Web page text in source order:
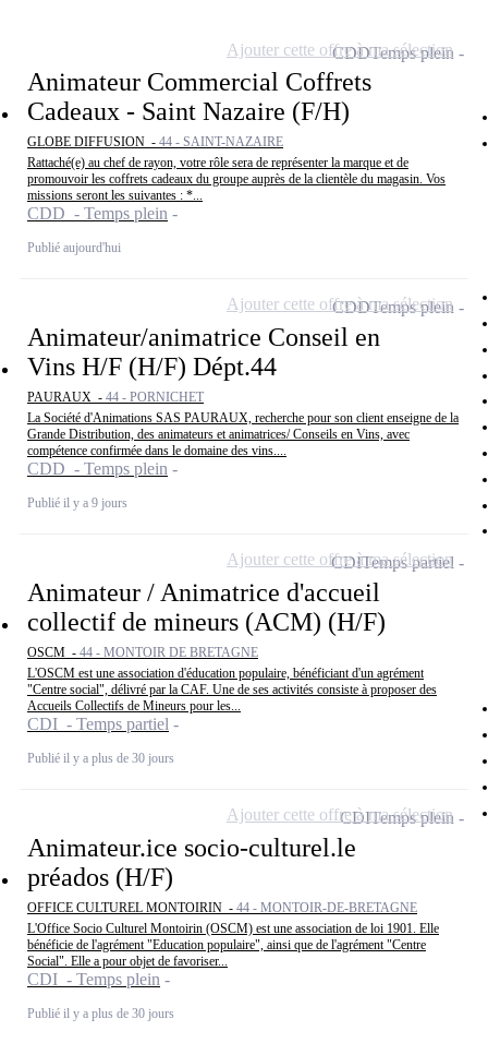
Animateur Commercial Coffrets
Cadeaux - Saint Nazaire (F/H)
GLOBE DIFFUSION - 44 - SAINT-NAZAIRE
Rattaché(e) au chef de rayon, votre rôle sera de représenter la marque et de
promouvoir les coffrets cadeaux du groupe auprès de la clientèle du magasin. Vos
missions seront les suivantes : *...
CDD - Temps plein
Publié aujourd'hui
CDDTemps plein
Ajouter cette offre à ma sélection
Animateur/animatrice Conseil en
Vins H/F (H/F) Dépt.44
PAURAUX - 44 - PORNICHET
La Société d'Animations SAS PAURAUX, recherche pour son client enseigne de la
Grande Distribution, des animateurs et animatrices/ Conseils en Vins, avec
compétence confirmée dans le domaine des vins....
CDD - Temps plein
Publié il y a 9 jours
CDDTemps plein
Ajouter cette offre à ma sélection
Animateur / Animatrice d'accueil
collectif de mineurs (ACM) (H/F)
OSCM - 44 - MONTOIR DE BRETAGNE
L'OSCM est une association d'éducation populaire, bénéficiant d'un agrément
"Centre social", délivré par la CAF. Une de ses activités consiste à proposer des
Accueils Collectifs de Mineurs pour les...
CDI - Temps partiel
Publié il y a plus de 30 jours
CDITemps partiel
Ajouter cette offre à ma sélection
Animateur.ice socio-culturel.le
préados (H/F)
OFFICE CULTUREL MONTOIRIN - 44 - MONTOIR-DE-BRETAGNE
L'Office Socio Culturel Montoirin (OSCM) est une association de loi 1901. Elle
bénéficie de l'agrément "Education populaire", ainsi que de l'agrément "Centre
Social". Elle a pour objet de favoriser...
CDI - Temps plein
Publié il y a plus de 30 jours
CDITemps plein
Ajouter cette offre à ma sélection